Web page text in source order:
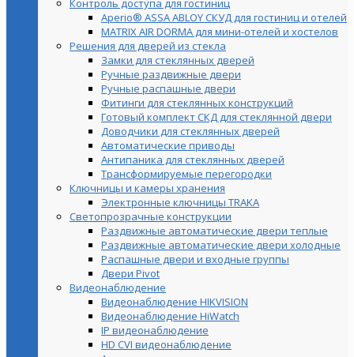
Aperio® ASSA ABLOY СКУД для гостиниц и отелей
MATRIX AIR DORMA для мини-отелей и хостелов
Решения для дверей из стекла
Замки для стеклянных дверей
Ручные раздвижные двери
Ручные распашные двери
Фитинги для стеклянных конструкций
Готовый комплект СКД для стеклянной двери
Доводчики для стеклянных дверей
Автоматические приводы
Антипаника для стеклянных дверей
Трансформируемые перегородки
Ключницы и камеры хранения
Электронные ключницы TRAKA
Светопрозрачные конструкции
Раздвижные автоматические двери теплые
Раздвижные автоматические двери холодные
Распашные двери и входные группы
Двери Pivot
Видеонаблюдение
Видеонаблюдение HIKVISION
Видеонаблюдение HiWatch
IP видеонаблюдение
HD CVI видеонаблюдение